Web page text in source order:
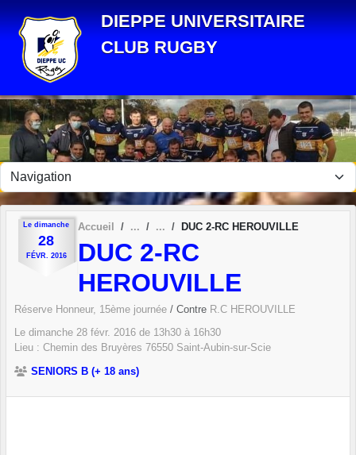
DIEPPE UNIVERSITAIRE
CLUB RUGBY
Le dimanche
28
FÉVR. 2016
Accueil DUC 2-RC HEROUVILLE
DUC 2-RC
HEROUVILLE
Réserve Honneur, 15ème journée / Contre R.C HEROUVILLE
Le dimanche 28 févr. 2016 de 13h30 à 16h30
Lieu : Chemin des Bruyères 76550 Saint-Aubin-sur-Scie
SENIORS B (+ 18 ans)